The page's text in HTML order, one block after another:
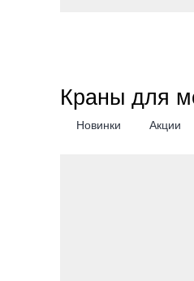
Краны для
Новинки Акции